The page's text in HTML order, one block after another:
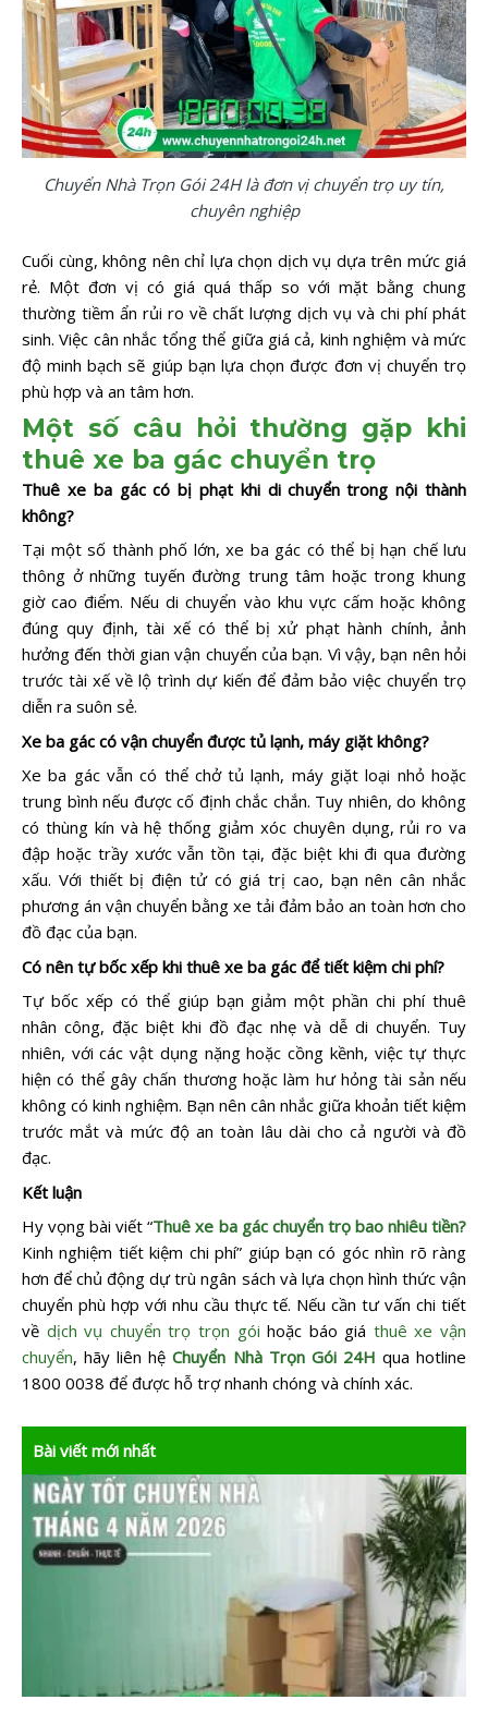
Chuyển Nhà Trọn Gói 24H là đơn vị chuyển trọ uy tín,
chuyên nghiệp
Cuối cùng, không nên chỉ lựa chọn dịch vụ dựa trên mức giá
rẻ. Một đơn vị có giá quá thấp so với mặt bằng chung
thường tiềm ẩn rủi ro về chất lượng dịch vụ và chi phí phát
sinh. Việc cân nhắc tổng thể giữa giá cả, kinh nghiệm và mức
độ minh bạch sẽ giúp bạn lựa chọn được đơn vị chuyển trọ
phù hợp và an tâm hơn.
Một số câu hỏi thường gặp khi
thuê xe ba gác chuyển trọ
Thuê xe ba gác có bị phạt khi di chuyển trong nội thành
không?
Tại một số thành phố lớn, xe ba gác có thể bị hạn chế lưu
thông ở những tuyến đường trung tâm hoặc trong khung
giờ cao điểm. Nếu di chuyển vào khu vực cấm hoặc không
đúng quy định, tài xế có thể bị xử phạt hành chính, ảnh
hưởng đến thời gian vận chuyển của bạn. Vì vậy, bạn nên hỏi
trước tài xế về lộ trình dự kiến để đảm bảo việc chuyển trọ
diễn ra suôn sẻ.
Xe ba gác có vận chuyển được tủ lạnh, máy giặt không?
Xe ba gác vẫn có thể chở tủ lạnh, máy giặt loại nhỏ hoặc
trung bình nếu được cố định chắc chắn. Tuy nhiên, do không
có thùng kín và hệ thống giảm xóc chuyên dụng, rủi ro va
đập hoặc trầy xước vẫn tồn tại, đặc biệt khi đi qua đường
xấu. Với thiết bị điện tử có giá trị cao, bạn nên cân nhắc
phương án vận chuyển bằng xe tải đảm bảo an toàn hơn cho
đồ đạc của bạn.
Có nên tự bốc xếp khi thuê xe ba gác để tiết kiệm chi phí?
Tự bốc xếp có thể giúp bạn giảm một phần chi phí thuê
nhân công, đặc biệt khi đồ đạc nhẹ và dễ di chuyển. Tuy
nhiên, với các vật dụng nặng hoặc cồng kềnh, việc tự thực
hiện có thể gây chấn thương hoặc làm hư hỏng tài sản nếu
không có kinh nghiệm. Bạn nên cân nhắc giữa khoản tiết kiệm
trước mắt và mức độ an toàn lâu dài cho cả người và đồ
đạc.
Kết luận
Hy vọng bài viết “Thuê xe ba gác chuyển trọ bao nhiêu tiền?
Kinh nghiệm tiết kiệm chi phí” giúp bạn có góc nhìn rõ ràng
hơn để chủ động dự trù ngân sách và lựa chọn hình thức vận
chuyển phù hợp với nhu cầu thực tế. Nếu cần tư vấn chi tiết
về dịch vụ chuyển trọ trọn gói hoặc báo giá thuê xe vận
chuyển, hãy liên hệChuyển Nhà Trọn Gói 24H qua hotline
1800 0038 để được hỗ trợ nhanh chóng và chính xác.
Bài viết mới nhất